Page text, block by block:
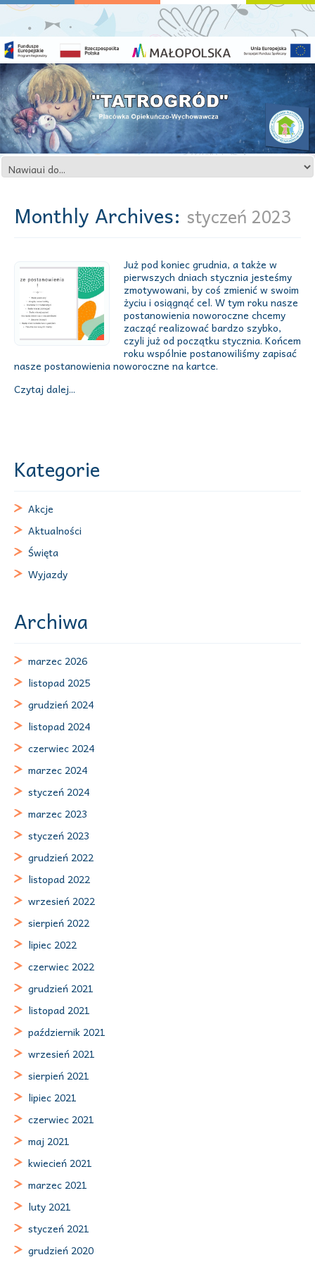
Monthly Archives: styczeń 2023
Już pod koniec grudnia, a także w
pierwszych dniach stycznia jesteśmy
zmotywowani, by coś zmienić w swoim
życiu i osiągnąć cel. W tym roku nasze
postanowienia noworoczne chcemy
zacząć realizować bardzo szybko,
czyli już od początku stycznia. Końcem
roku wspólnie postanowiliśmy zapisać
nasze postanowienia noworoczne na kartce.
Czytaj dalej...
Kategorie
Akcje
Aktualności
Święta
Wyjazdy
Archiwa
marzec 2026
listopad 2025
grudzień 2024
listopad 2024
czerwiec 2024
marzec 2024
styczeń 2024
marzec 2023
styczeń 2023
grudzień 2022
listopad 2022
wrzesień 2022
sierpień 2022
lipiec 2022
czerwiec 2022
grudzień 2021
listopad 2021
październik 2021
wrzesień 2021
sierpień 2021
lipiec 2021
czerwiec 2021
maj 2021
kwiecień 2021
marzec 2021
luty 2021
styczeń 2021
grudzień 2020